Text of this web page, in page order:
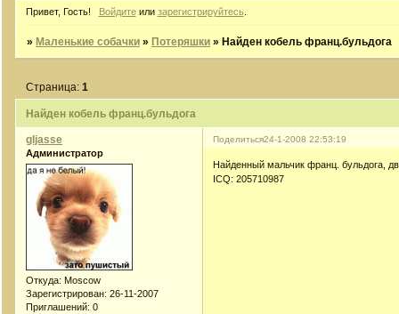
Привет, Гость! Войдитеили зарегистрируйтесь
» Маленькие собачки » Потеряшки » Найден кобель франц.бульдога
Найден кобель франц.бульдога
Страница:1
Поделиться24-1-2008 22:53:19
gljasse
Администратор
Откуда: Moscow
Зарегистрирован: 26-11-2007
Приглашений: 0
Найденный мальчик франц. бульдога,
ICQ: 205710987